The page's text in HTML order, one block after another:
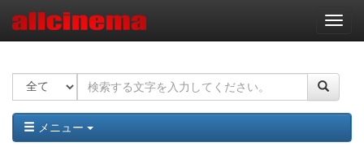
ナ
ビ
ー
ョ
ン
メニュー